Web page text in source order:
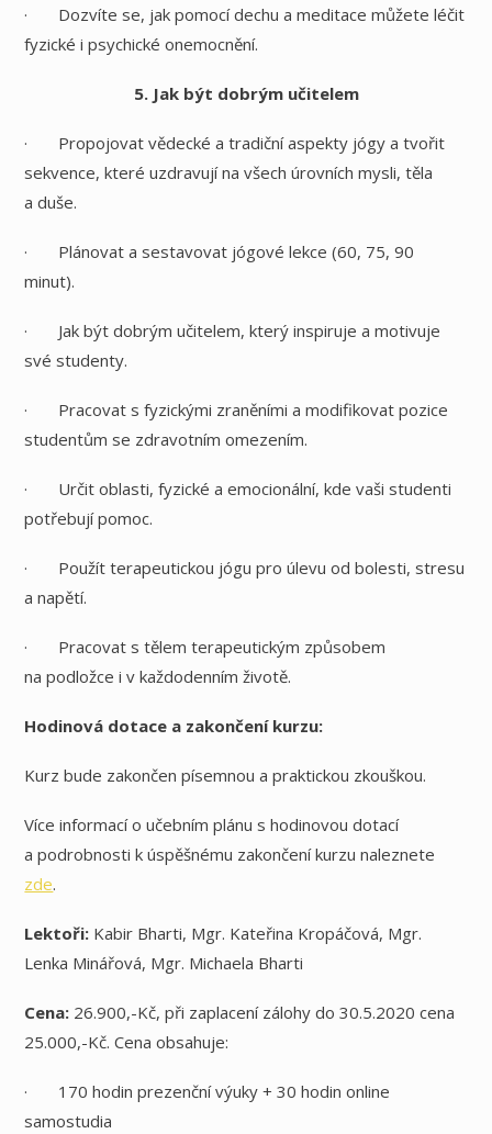
· Dozvíte se, jak pomocí dechu a meditace můžete léčit
fyzické i psychické onemocnění.
5. Jak být dobrým učitelem
· Propojovat vědecké a tradiční aspekty jógy a tvořit
sekvence, které uzdravují na všech úrovních mysli, těla
a duše.
· Plánovat a sestavovat jógové lekce (60, 75, 90
minut).
· Jak být dobrým učitelem, který inspiruje a motivuje
své studenty.
· Pracovat s fyzickými zraněními a modifikovat pozice
studentům se zdravotním omezením.
· Určit oblasti, fyzické a emocionální, kde vaši studenti
potřebují pomoc.
· Použít terapeutickou jógu pro úlevu od bolesti, stresu
a napětí.
· Pracovat s tělem terapeutickým způsobem
na podložce i v každodenním životě.
Hodinová dotace a zakončení kurzu:
Kurz bude zakončen písemnou a praktickou zkouškou.
Více informací o učebním plánu s hodinovou dotací
a podrobnosti k úspěšnému zakončení kurzu naleznete
zde.
Lektoři: Kabir Bharti, Mgr. Kateřina Kropáčová, Mgr.
Lenka Minářová, Mgr. Michaela Bharti
Cena: 26.900,-Kč, při zaplacení zálohy do 30.5.2020 cena
25.000,-Kč. Cena obsahuje:
· 170 hodin prezenční výuky + 30 hodin online
samostudia